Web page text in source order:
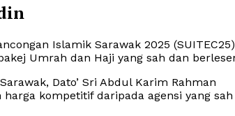
Islamik Sarawak 2025 (SUITEC25)
Umrah dan Haji yang sah dan
Dato’ Sri Abdul Karim Rahman
kompetitif daripada agensi yang sah